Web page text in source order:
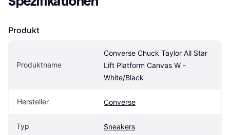
Produkt
Produktname
Converse Chuck Taylor All Star
Lift Platform Canvas W -
White/Black
Hersteller Converse
Typ Sneakers